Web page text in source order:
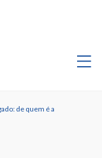
de quem é a